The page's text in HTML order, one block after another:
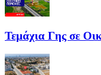
Τεμάχια Γης σε